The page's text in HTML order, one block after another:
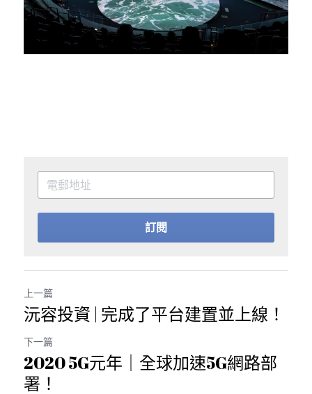
訂閱
上一篇
沅容投資 | 完成了平台建置並上線！
下一篇
2020 5G元年｜全球加速5G網路部
署！